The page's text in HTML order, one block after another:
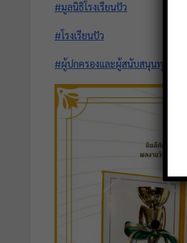
#มูลนิธิโรงเรียนปัว
#โรงเรียนปัว
#ผู้ปกครองและผู้สนับสนุนทุกๆท่าน